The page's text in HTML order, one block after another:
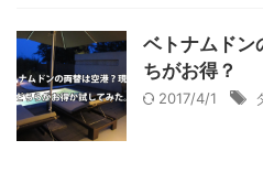
ベトナムドン
ちがお得？
2017/4/1